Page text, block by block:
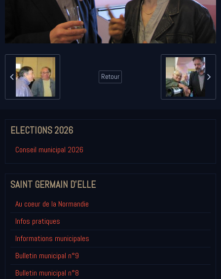
Retour
ELECTIONS 2026
Conseil municipal 2026
SAINT GERMAIN D'ELLE
Au coeur de la Normandie
Infos pratiques
Informations municipales
Bulletin municipal n°9
Bulletin municipal n°8